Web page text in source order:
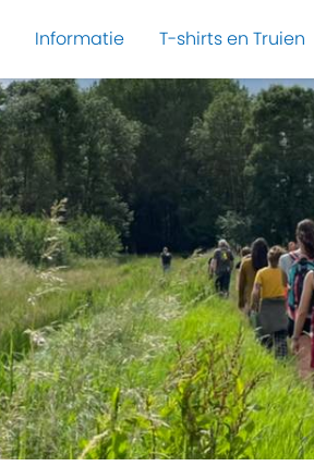
Informatie T-shirts en Truien